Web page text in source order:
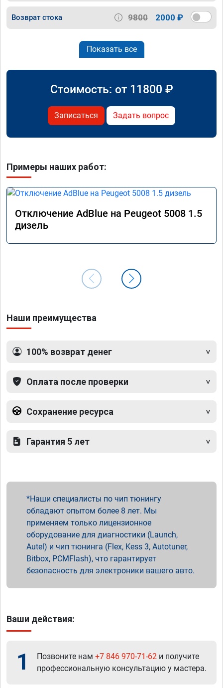
Возврат стока 9800 2000 ₽
Показать все
Стоимость: от 11800 ₽
Записаться Задать вопрос
Примеры наших работ:
Отключение AdBlue на Peugeot 5008 1.5
дизель
Наши преимущества
100% возврат денег
Оплата после проверки
Сохранение ресурса
Гарантия 5 лет
Наши специалисты по чип тюнингу
обладают опытом более 8 лет. Мы
применяем только лицензионное
оборудование для диагностики (Launch,
Autel) и чип тюнинга (Flex, Kess 3, Autotuner,
Bitbox, PCMFlash), что гарантирует
безопасность для электроники вашего авто.
Ваши действия:
1 Позвоните нам +7 846 970-71-62 и получите
профессиональную консультацию у мастера.